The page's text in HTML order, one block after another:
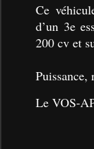
Ce
d’un 3e
200 cv et
Le VOS-